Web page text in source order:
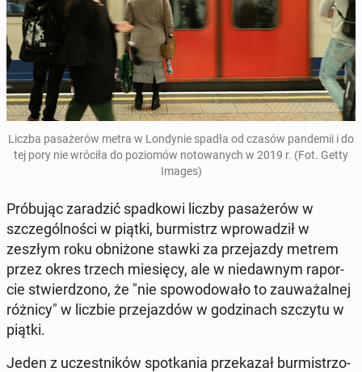
Liczba pa­sa­że­rów metra w Lon­dy­nie spadła od czasów pan­de­mii i do
tej pory nie wróciła do po­zio­mów no­to­wa­nych w 2019 r. (Fot. Getty
Images)
Pró­bu­jąc za­ra­dzić spad­ko­wi liczby pa­sa­że­rów w
szcze­gól­no­ści w piątki, bur­mistrz wpro­wa­dził w
zeszłym roku ob­ni­żo­ne stawki za prze­jaz­dy metrem
przez okres trzech mie­się­cy, ale w nie­daw­nym ra­por­
cie stwier­dzo­no, że "nie spo­wo­do­wa­ło to za­uwa­żal­nej
różnicy" w liczbie prze­jaz­dów w go­dzi­nach szczytu w
piątki.
Jeden z uczest­ni­ków spo­tka­nia prze­ka­zał bur­mi­strzo­